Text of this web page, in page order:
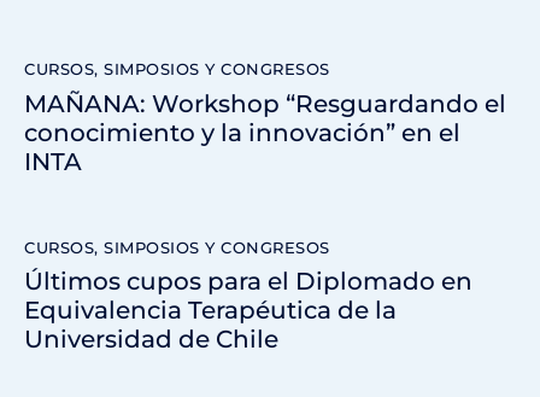
CURSOS, SIMPOSIOS Y CONGRESOS
MAÑANA: Workshop “Resguardando el
conocimiento y la innovación” en el
INTA
CURSOS, SIMPOSIOS Y CONGRESOS
Últimos cupos para el Diplomado en
Equivalencia Terapéutica de la
Universidad de Chile